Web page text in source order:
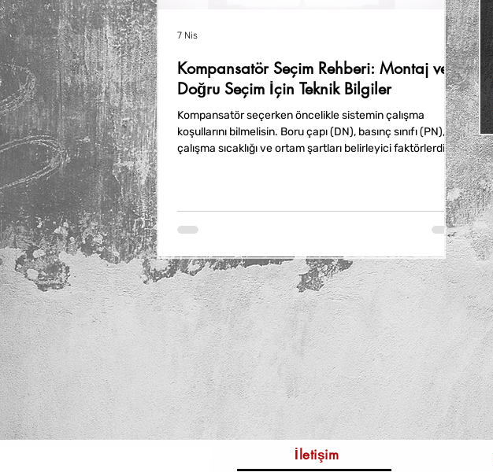
Kompansatör Seçim Rehberi: Montaj ve
Doğru Seçim İçin Teknik Bilgiler
Kompansatör seçerken öncelikle sistemin çalışma
koşullarını bilmelisin. Boru çapı (DN), basınç sınıfı (PN),
çalışma sıcaklığı ve ortam şartları belirleyici faktörlerdir.
Malzeme seçimi de önemlidir; pirinç, paslanmaz çelik ve
7 Nis
İletişim